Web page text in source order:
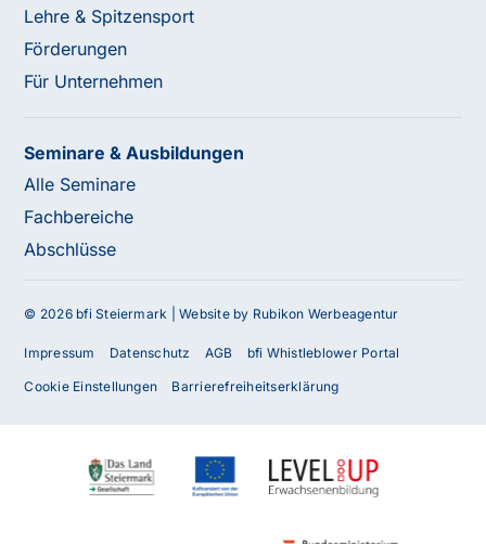
Lehre & Spitzensport
Förderungen
Für Unternehmen
Seminare & Ausbildungen
Alle Seminare
Fachbereiche
Abschlüsse
© 2026 bfi Steiermark |Website by Rubikon Werbeagentur
Impressum Datenschutz AGB bfi Whistleblower Portal
Cookie Einstellungen Barrierefreiheitserklärung